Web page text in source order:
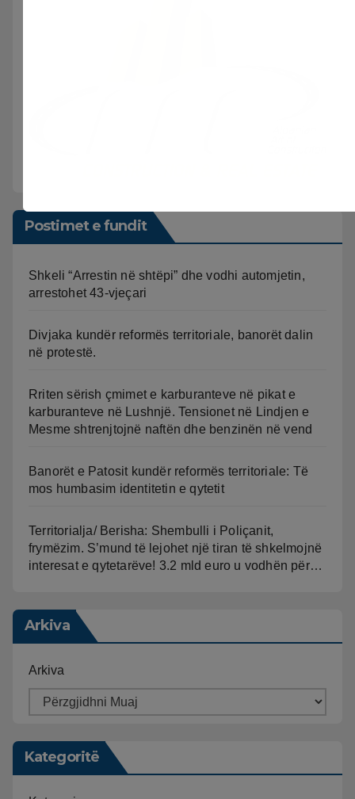
Postimet e fundit
Shkeli “Arrestin në shtëpi” dhe vodhi automjetin,
arrestohet 43-vjeçari
Divjaka kundër reformës territoriale, banorët dalin
në protestë.
Rriten sërish çmimet e karburanteve në pikat e
karburanteve në Lushnjë. Tensionet në Lindjen e
Mesme shtrenjtojnë naftën dhe benzinën në vend
Banorët e Patosit kundër reformës territoriale: Të
mos humbasim identitetin e qytetit
Territorialja/ Berisha: Shembulli i Poliçanit,
frymëzim. S’mund të lejohet një tiran të shkelmojnë
interesat e qytetarëve! 3.2 mld euro u vodhën për…
Arkiva
Arkiva
Kategoritë